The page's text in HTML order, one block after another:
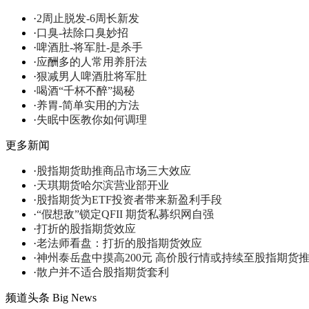
·2周止脱发-6周长新发
·口臭-祛除口臭妙招
·啤酒肚-将军肚-是杀手
·应酬多的人常用养肝法
·狠减男人啤酒肚将军肚
·喝酒“千杯不醉”揭秘
·养胃-简单实用的方法
·失眠中医教你如何调理
更多新闻
· 股指期货助推商品市场三大效应
·天琪期货哈尔滨营业部开业
· 股指期货为ETF投资者带来新盈利手段
·“假想敌”锁定QFII 期货私募织网自强
·打折的股指期货效应
·老法师看盘：打折的股指期货效应
·神州泰岳盘中摸高200元 高价股行情或持续至股指期货
·散户并不适合股指期货套利
频道头条 Big News